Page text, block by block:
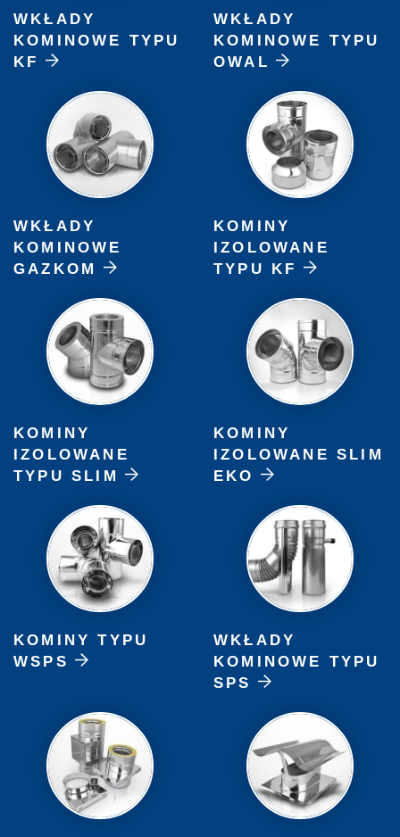
WKŁADY
KOMINOWE TYPU
KF
WKŁADY
KOMINOWE TYPU
OWAL
WKŁADY
KOMINOWE
GAZKOM
KOMINY
IZOLOWANE
TYPU KF
KOMINY
IZOLOWANE
TYPU SLIM
KOMINY
IZOLOWANE SLIM
EKO
KOMINY TYPU
WSPS
WKŁADY
KOMINOWE TYPU
SPS